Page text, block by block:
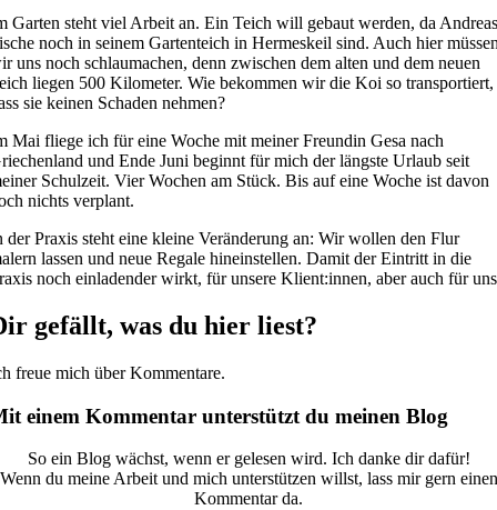
Garten steht viel Arbeit an. Ein Teich will gebaut werden, da
noch in seinem Gartenteich in Hermeskeil sind. Auch hier
uns noch schlaumachen, denn zwischen dem alten und dem neuen
liegen 500 Kilometer. Wie bekommen wir die Koi so transportiert,
sie keinen Schaden nehmen?
Mai fliege ich für eine Woche mit meiner Freundin Gesa nach
und Ende Juni beginnt für mich der längste Urlaub seit
Schulzeit. Vier Wochen am Stück. Bis auf eine Woche ist davon
nichts verplant.
der Praxis steht eine kleine Veränderung an: Wir wollen den Flur
lassen und neue Regale hineinstellen. Damit der Eintritt in die
noch einladender wirkt, für unsere Klient:innen, aber auch für
gefällt, was du hier liest?
freue mich über Kommentare.
einem Kommentar unterstützt du meinen Blog
So ein Blog wächst, wenn er gelesen wird. Ich danke dir dafür!
Wenn du meine Arbeit und mich unterstützen willst, lass mir gern einen
Kommentar da.